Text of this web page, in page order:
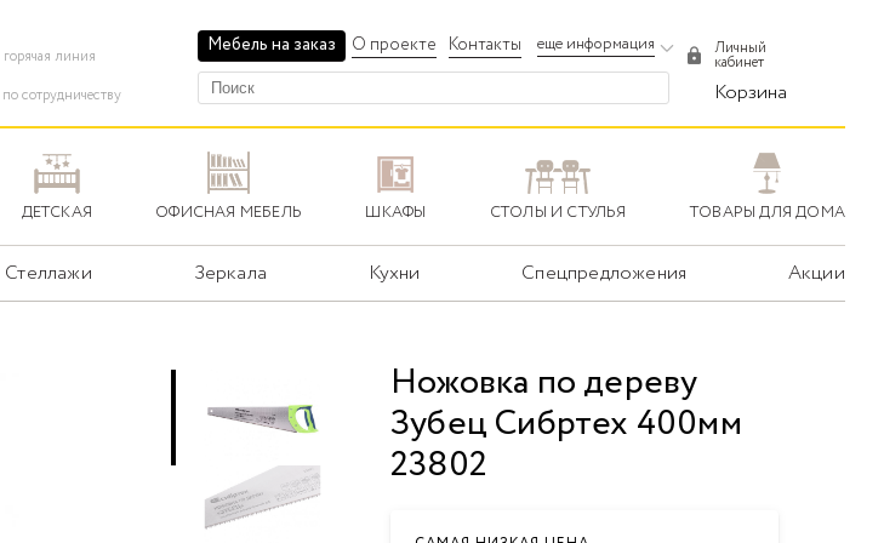
горячая линия
по сотрудничеству
Мебель на заказ О проекте Контакты еще информация Личный
кабинет
Корзина
ДЕТСКАЯ ОФИСНАЯ МЕБЕЛЬ ШКАФЫ СТОЛЫ И СТУЛЬЯ ТОВАРЫ ДЛЯ ДОМА
Стеллажи Зеркала Кухни Спецпредложения Акции
Ножовка по дереву
Зубец Сибртех 400мм
23802